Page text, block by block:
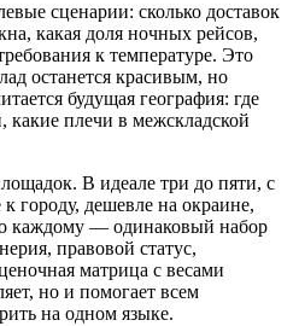
сценарии: сколько доставок
какая доля ночных рейсов,
к температуре. Это
останется красивым, но
будущая география: где
плечи в межскладской
В идеале три до пяти, с
городу, дешевле на окраине,
каждому — одинаковый набор
правовой статус,
матрица с весами
но и помогает всем
на одном языке.